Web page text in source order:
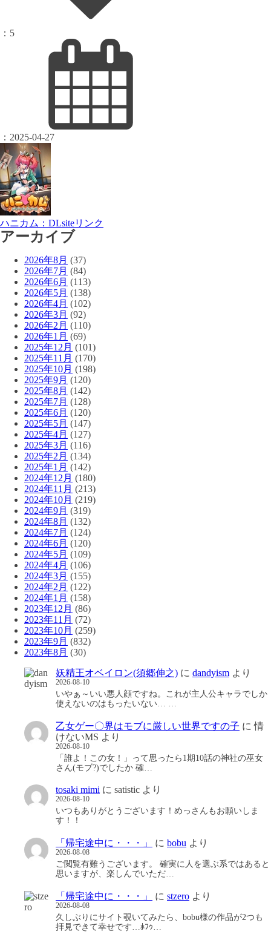
： 5
： 2025-04-27
ハニカム：DLsiteリンク
アーカイブ
2026年8月 (37)
2026年7月 (84)
2026年6月 (113)
2026年5月 (138)
2026年4月 (102)
2026年3月 (92)
2026年2月 (110)
2026年1月 (69)
2025年12月 (101)
2025年11月 (170)
2025年10月 (198)
2025年9月 (120)
2025年8月 (142)
2025年7月 (128)
2025年6月 (120)
2025年5月 (147)
2025年4月 (127)
2025年3月 (116)
2025年2月 (134)
2025年1月 (142)
2024年12月 (180)
2024年11月 (213)
2024年10月 (219)
2024年9月 (319)
2024年8月 (132)
2024年7月 (124)
2024年6月 (120)
2024年5月 (109)
2024年4月 (106)
2024年3月 (155)
2024年2月 (122)
2024年1月 (158)
2023年12月 (86)
2023年11月 (72)
2023年10月 (259)
2023年9月 (832)
2023年8月 (30)
妖精王オベイロン(須郷伸之) に dandyism より
2026-08-10
いやぁ～いい悪人顔ですね。これが主人公キャラでしか
使えないのはもったいない… …
乙女ゲー〇界はモブに厳しい世界ですの子 に情
けないMS より
2026-08-10
「誰よ！この女！」って思ったら1期10話の神社の巫女
さん(モブ?)でしたか 確…
tosaki mimi に satistic より
2026-08-10
いつもありがとうございます！めっさんもお願いしま
す！！
「帰宅途中に・・・」 に bobu より
2026-08-08
ご閲覧有難うございます。 確実に人を選ぶ系ではあると
思いますが、楽しんでいただ…
「帰宅途中に・・・」 に stzero より
2026-08-08
久しぶりにサイト覗いてみたら、bobu様の作品が2つも
拝見できて幸せです…ﾎﾌｩ…